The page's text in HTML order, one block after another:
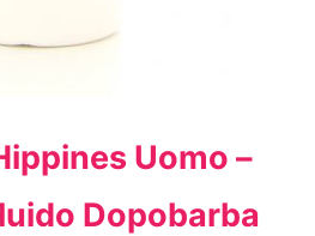
Uomo –
Dopobarba